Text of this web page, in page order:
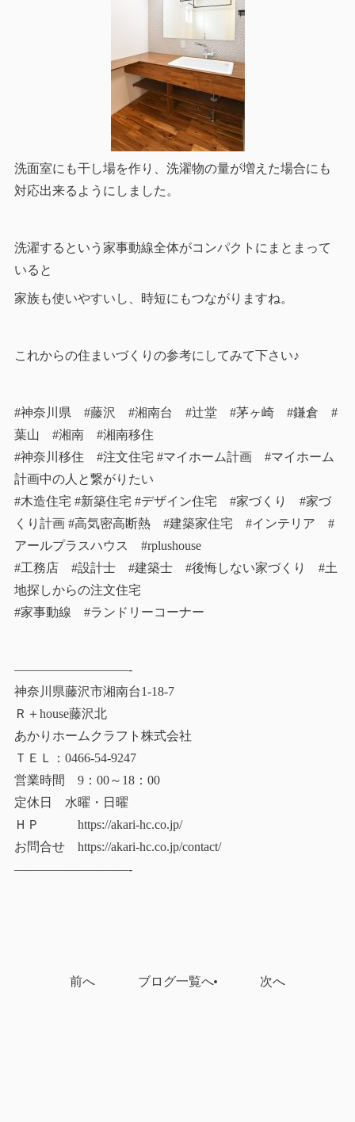
洗面室にも干し場を作り、洗濯物の量が増えた場合にも
対応出来るようにしました。
洗濯するという家事動線全体がコンパクトにまとまって
いると
家族も使いやすいし、時短にもつながりますね。
これからの住まいづくりの参考にしてみて下さい♪
#神奈川県 #藤沢 #湘南台 #辻堂 #茅ヶ崎 #鎌倉 #
葉山 #湘南 #湘南移住
#神奈川移住 #注文住宅 #マイホーム計画 #マイホーム
計画中の人と繋がりたい
#木造住宅 #新築住宅 #デザイン住宅 #家づくり #家づ
くり計画 #高気密高断熱 #建築家住宅 #インテリア #
アールプラスハウス #rplushouse
#工務店 #設計士 #建築士 #後悔しない家づくり #土
地探しからの注文住宅
#家事動線 #ランドリーコーナー
—————————-
神奈川県藤沢市湘南台1-18-7
Ｒ＋house藤沢北
あかりホームクラフト株式会社
ＴＥＬ：0466-54-9247
営業時間 9：00～18：00
定休日 水曜・日曜
ＨＰ https://akari-hc.co.jp/
お問合せ https://akari-hc.co.jp/contact/
—————————-
前へ ブログ一覧へ 次へ